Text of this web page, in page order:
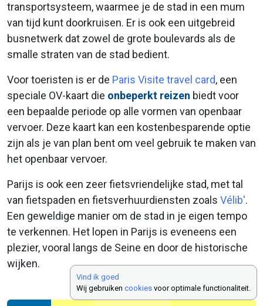
transportsysteem, waarmee je de stad in een mum
van tijd kunt doorkruisen. Er is ook een uitgebreid
busnetwerk dat zowel de grote boulevards als de
smalle straten van de stad bedient.
Voor toeristen is er de Paris Visite travel card, een
speciale OV-kaart die onbeperkt reizen biedt voor
een bepaalde periode op alle vormen van openbaar
vervoer. Deze kaart kan een kostenbesparende optie
zijn als je van plan bent om veel gebruik te maken van
het openbaar vervoer.
Parijs is ook een zeer fietsvriendelijke stad, met tal
van fietspaden en fietsverhuurdiensten zoals Vélib'.
Een geweldige manier om de stad in je eigen tempo
te verkennen. Het lopen in Parijs is eveneens een
plezier, vooral langs de Seine en door de historische
wijken.
Vind ik goed
Wij gebruiken cookies voor optimale functionaliteit.